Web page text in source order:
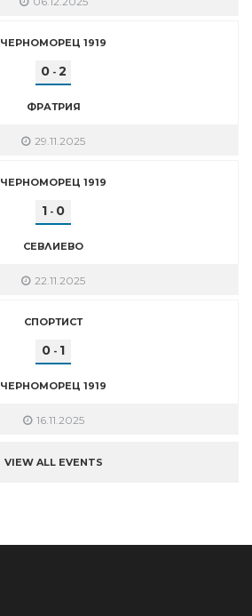
ЧЕРНОМОРЕЦ 1919
0- 2
ФРАТРИЯ
29.11.2025
ЧЕРНОМОРЕЦ 1919
1 - 0
СЕВЛИЕВО
22.11.2025
СПОРТИСТ
0 - 1
ЧЕРНОМОРЕЦ 1919
16.11.2025
VIEW ALL EVENTS